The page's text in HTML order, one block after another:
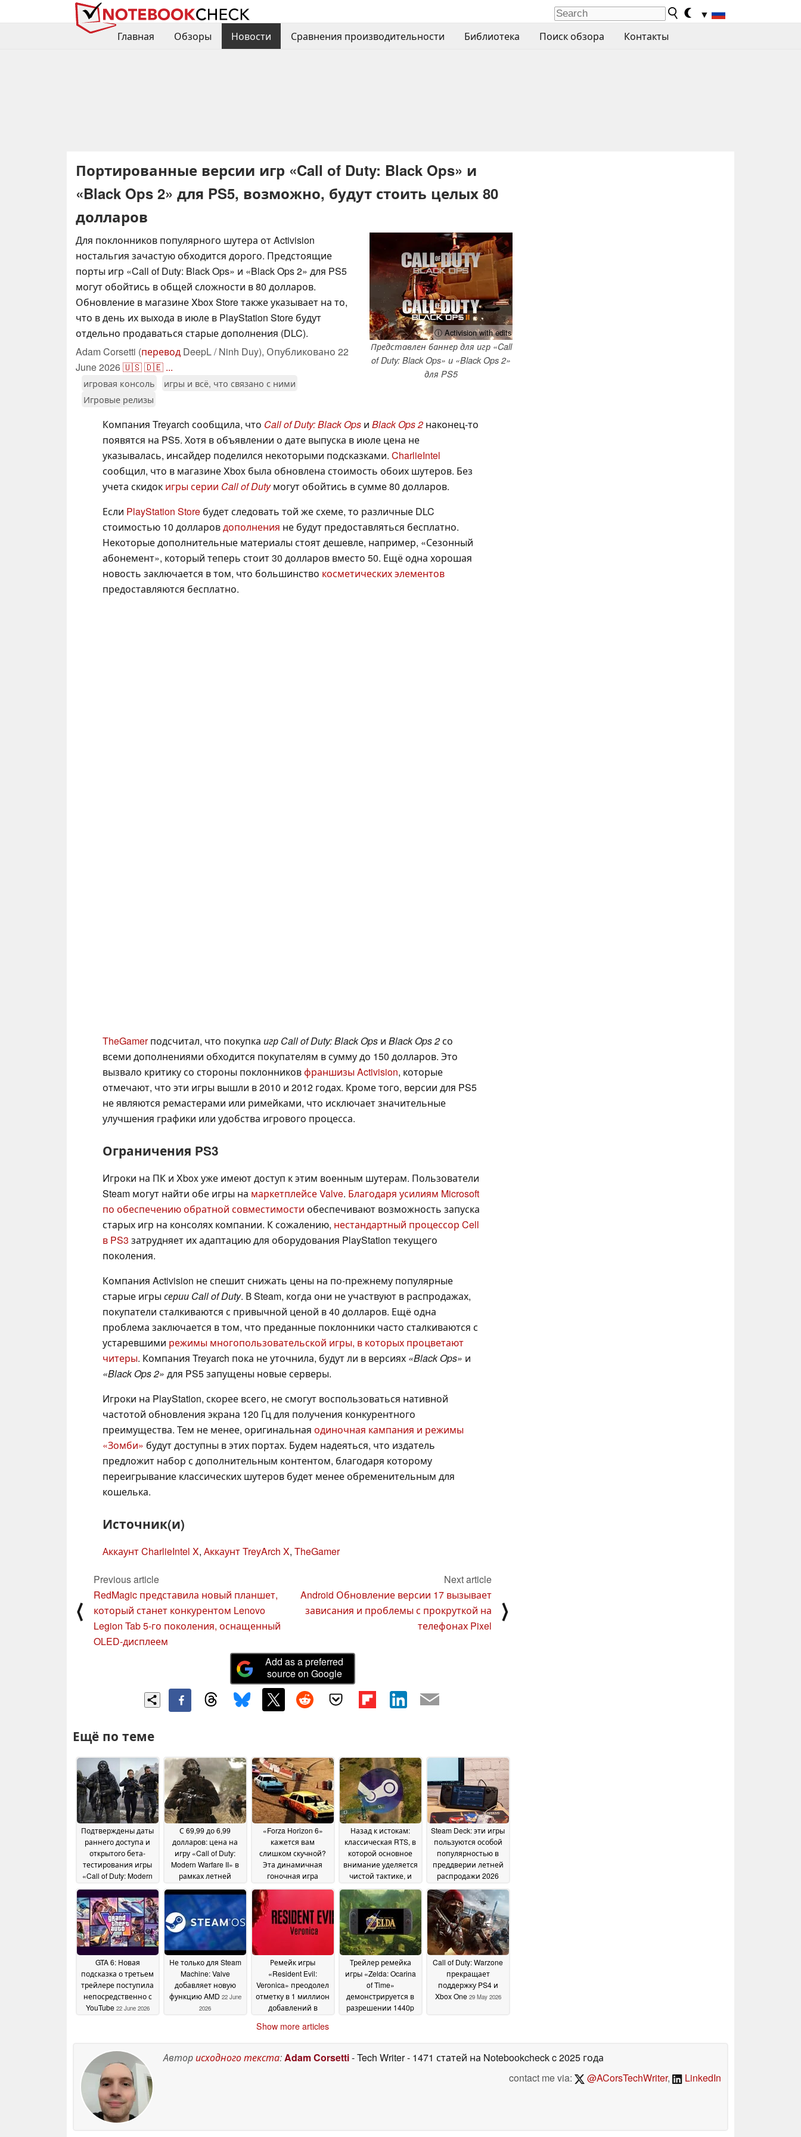
▼
Главная
Обзоры Новости Сравнения производительности Библиотека Поиск обзора Контакты
Портированные версии игр «Call of Duty: Black Ops» и
«Black Ops 2» для PS5, возможно, будут стоить целых 80
долларов
ⓘ Activision with edits
Представлен баннер для игр «Call
of Duty: Black Ops» и «Black Ops 2»
для PS5
Для поклонников популярного шутера от Activision
ностальгия зачастую обходится дорого. Предстоящие
порты игр «Call of Duty: Black Ops» и «Black Ops 2» для PS5
могут обойтись в общей сложности в 80 долларов.
Обновление в магазине Xbox Store также указывает на то,
что в день их выхода в июле в PlayStation Store будут
отдельно продаваться старые дополнения (DLC).
Adam Corsetti (перевод DeepL / Ninh Duy), Опубликовано 22
June 2026🇺🇸🇩🇪 ...
игровая консоль
игры и всё, что связано с ними
Игровые релизы
Компания Treyarch сообщила, что Call of Duty: Black Ops и Black Ops 2 наконец-то
появятся на PS5. Хотя в объявлении о дате выпуска в июле цена не
указывалась, инсайдер поделился некоторыми подсказками. CharlieIntel
сообщил, что в магазине Xbox была обновлена стоимость обоих шутеров. Без
учета скидок игры серии Call of Duty могут обойтись в сумме 80 долларов.
Если PlayStation Store будет следовать той же схеме, то различные DLC
стоимостью 10 долларовдополнения не будут предоставляться бесплатно.
Некоторые дополнительные материалы стоят дешевле, например, «Сезонный
абонемент», который теперь стоит 30 долларов вместо 50. Ещё одна хорошая
новость заключается в том, что большинство косметических элементов
предоставляются бесплатно.
TheGamerподсчитал, что покупка игр Call of Duty: Black Ops и Black Ops 2со
всеми дополнениями обходится покупателям в сумму до 150 долларов. Это
вызвало критику со стороны поклонниковфраншизы Activision, которые
отмечают, что эти игры вышли в 2010 и 2012 годах. Кроме того, версии для PS5
не являются ремастерами или римейками, что исключает значительные
улучшения графики или удобства игрового процесса.
Ограничения PS3
Игроки на ПК и Xbox уже имеют доступ к этим военным шутерам. Пользователи
Steam могут найти обе игры на маркетплейсе Valve. Благодаря усилиям Microsoft
по обеспечению обратной совместимости обеспечивают возможность запуска
старых игр на консолях компании. К сожалению, нестандартный процессор Cell
в PS3 затрудняет их адаптацию для оборудования PlayStation текущего
поколения.
Компания Activision не спешит снижать цены на по-прежнему популярные
старые игры серии Call of Duty. В Steam, когда они не участвуют в распродажах,
покупатели сталкиваются с привычной ценой в 40 долларов. Ещё одна
проблема заключается в том, что преданные поклонники часто сталкиваются с
устаревшими режимы многопользовательской игры, в которых процветают
читеры. Компания Treyarch пока не уточнила, будут ли в версиях «Black Ops» и
«Black Ops 2» для PS5 запущены новые серверы.
Игроки на PlayStation, скорее всего, не смогут воспользоваться нативной
частотой обновления экрана 120 Гц для получения конкурентного
преимущества. Тем не менее, оригинальная одиночная кампания и режимы
«Зомби» будут доступны в этих портах. Будем надеяться, что издатель
предложит набор с дополнительным контентом, благодаря которому
переигрывание классических шутеров будет менее обременительным для
кошелька.
Источник(и)
Аккаунт CharlieIntel X, Аккаунт TreyArch X, TheGamer
⟨
Previous article
RedMagic представила новый планшет,
который станет конкурентом Lenovo
Legion Tab 5-го поколения, оснащенный
OLED-дисплеем
Next article
Android Обновление версии 17 вызывает
зависания и проблемы с прокруткой на
телефонах Pixel
⟩
Add as a preferred
source on Google
Ещё по теме
Подтверждены даты
раннего доступа и
открытого бета-
тестирования игры
«Call of Duty: Modern
21 July 2026
С 69,99 до 6,99
долларов: цена на
игру «Call of Duty:
Modern Warfare II» в
рамках летней
опустилась до
рекордно низкого
уровня02 July 2026
«Forza Horizon 6»
кажется вам
слишком скучной?
Эта динамичная
гоночная игра
Steam по цене всего
3 доллара вместо 30
долларов22 June 2026
Назад к истокам:
классическая RTS, в
которой основное
внимание уделяется
чистой тактике, и
4 долларов в Steam22
June 2026
Steam Deck: эти игры
пользуются особой
популярностью в
преддверии летней
распродажи 2026
22 June 2026
GTA 6: Новая
подсказка о третьем
трейлере поступила
непосредственно с
YouTube 22 June 2026
Не только для Steam
Machine: Valve
добавляет новую
функцию AMD 22 June
2026
Ремейк игры
«Resident Evil:
Veronica» преодолел
отметку в 1 миллион
добавлений в
June 2026
Трейлер ремейка
игры «Zelda: Ocarina
of Time»
демонстрируется в
разрешении 1440p
предположить
отсутствие
Call of Duty: Warzone
прекращает
поддержку PS4 и
Xbox One 29 May 2026
Show more articles
Авторисходного текста:Adam Corsetti- Tech Writer- 1471 статей на Notebookcheckc 2025 года
contact me via:
@ACorsTechWriter, LinkedIn